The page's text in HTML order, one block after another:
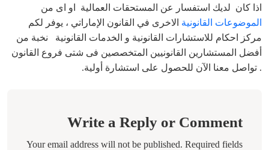
اذا كان لديك استفسار عن المستحقات العمالية او اى من
الموضوعات القانونية الاخرى في القانون الإماراتي ، يوفر لكم
مركز احكام للاستشارات القانونية و الخدمات القانونية نخبة من
أفضل المستشارين القانونيين المتخصصين فى شتى فروع القانون
. تواصل معنا الآن للحصول على استشارة أولية.
Write a Reply or Comment
Your email address will not be published. Required fields